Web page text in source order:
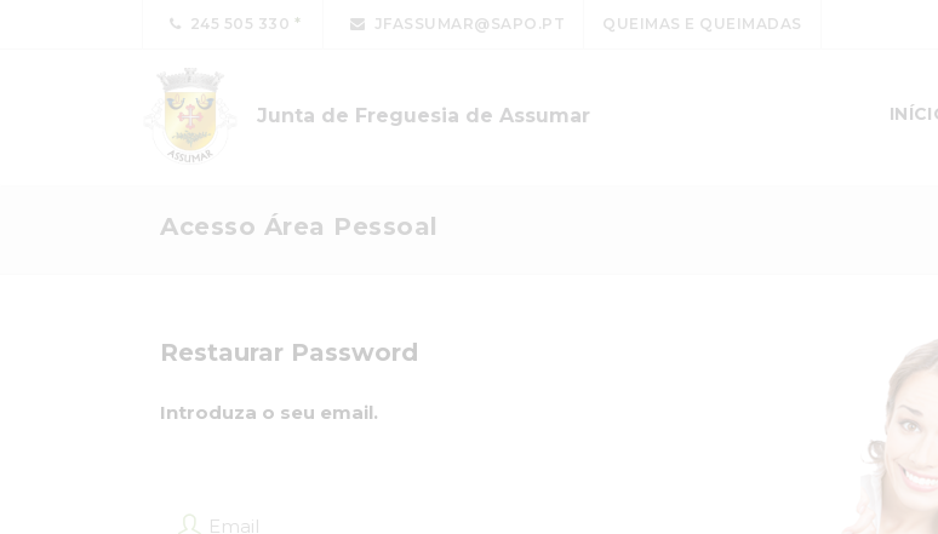
245 505 330 JFASSUMAR@SAPO.PT QUEIMAS E QUEIMADAS
Junta de Freguesia de Assumar
Acesso Área Pessoal
Restaurar Password
Introduza o seu email.